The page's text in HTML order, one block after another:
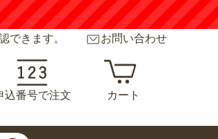
できます。 お問い合わせ
込番号で注文 カート